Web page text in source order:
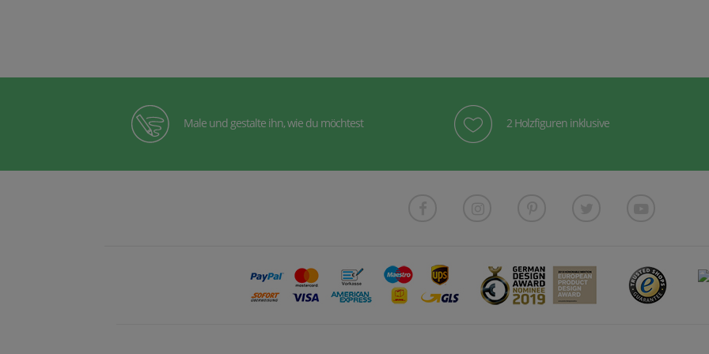
Male und gestalte ihn, wie du möchtest 2 Holzfiguren inklusive